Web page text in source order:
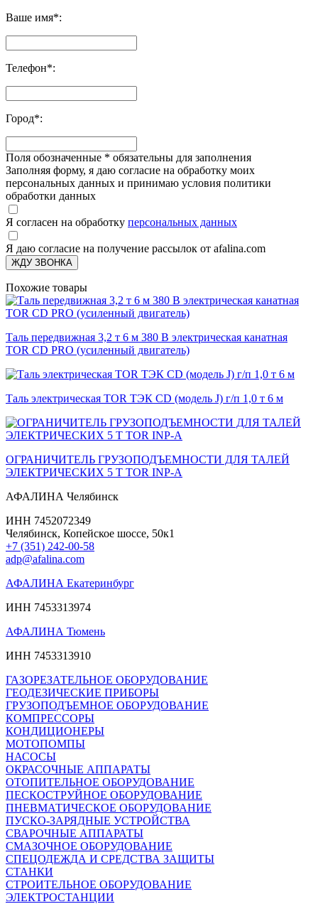
Ваше имя*:
Телефон*:
Город*:
Поля обозначенные * обязательны для заполнения
Заполняя форму, я даю согласие на обработку моих
персональных данных и принимаю условия политики
обработки данных
Я согласен на обработку персональных данных
Я даю согласие на получение рассылок от afalina.com
ЖДУ ЗВОНКА
Похожие товары
Таль передвижная 3,2 т 6 м 380 В электрическая канатная
TOR CD PRO (усиленный двигатель)
Таль электрическая TOR ТЭК CD (модель J) г/п 1,0 т 6 м
ОГРАНИЧИТЕЛЬ ГРУЗОПОДЪЕМНОСТИ ДЛЯ ТАЛЕЙ
ЭЛЕКТРИЧЕСКИХ 5 Т TOR INP-A
АФАЛИНА Челябинск
ИНН 7452072349
Челябинск, Копейское шоссе, 50к1
+7 (351) 242-00-58
adp@afalina.com
АФАЛИНА Екатеринбург
ИНН 7453313974
АФАЛИНА Тюмень
ИНН 7453313910
ГАЗОРЕЗАТЕЛЬНОЕ ОБОРУДОВАНИЕ
ГЕОДЕЗИЧЕСКИЕ ПРИБОРЫ
ГРУЗОПОДЪЕМНОЕ ОБОРУДОВАНИЕ
КОМПРЕССОРЫ
КОНДИЦИОНЕРЫ
МОТОПОМПЫ
НАСОСЫ
ОКРАСОЧНЫЕ АППАРАТЫ
ОТОПИТЕЛЬНОЕ ОБОРУДОВАНИЕ
ПЕСКОСТРУЙНОЕ ОБОРУДОВАНИЕ
ПНЕВМАТИЧЕСКОЕ ОБОРУДОВАНИЕ
ПУСКО-ЗАРЯДНЫЕ УСТРОЙСТВА
СВАРОЧНЫЕ АППАРАТЫ
СМАЗОЧНОЕ ОБОРУДОВАНИЕ
СПЕЦОДЕЖДА И СРЕДСТВА ЗАЩИТЫ
СТАНКИ
СТРОИТЕЛЬНОЕ ОБОРУДОВАНИЕ
ЭЛЕКТРОСТАНЦИИ